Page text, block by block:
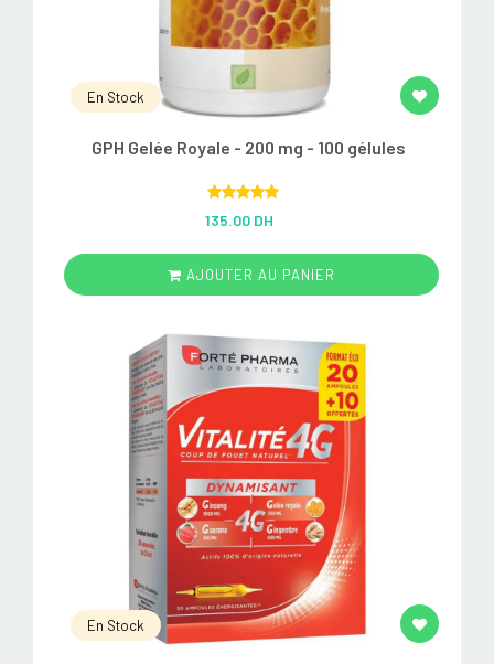
En Stock
GPH Gelée Royale - 200 mg - 100 gélules
out of 5
135.00 DH
AJOUTER AU PANIER
En Stock